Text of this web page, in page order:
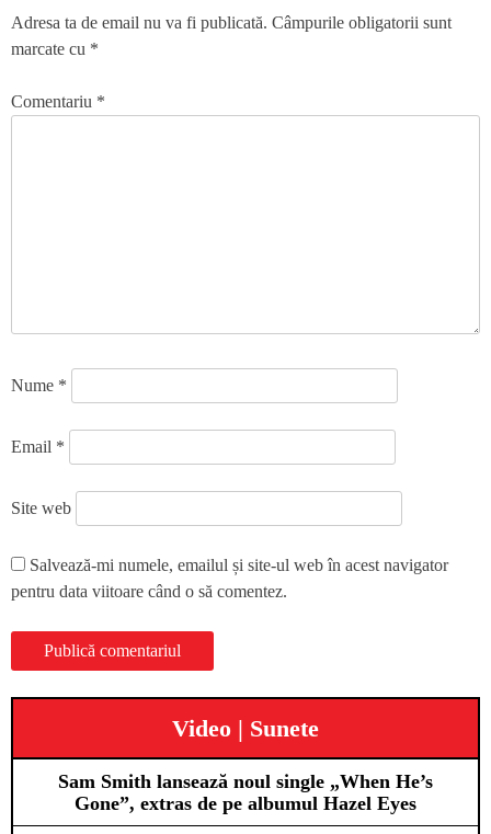
Adresa ta de email nu va fi publicată. Câmpurile obligatorii sunt
marcate cu *
Comentariu *
Nume *
Email *
Site web
Salvează-mi numele, emailul și site-ul web în acest navigator
pentru data viitoare când o să comentez.
Video | Sunete
Sam Smith lansează noul single „When He’s
Gone”, extras de pe albumul Hazel Eyes